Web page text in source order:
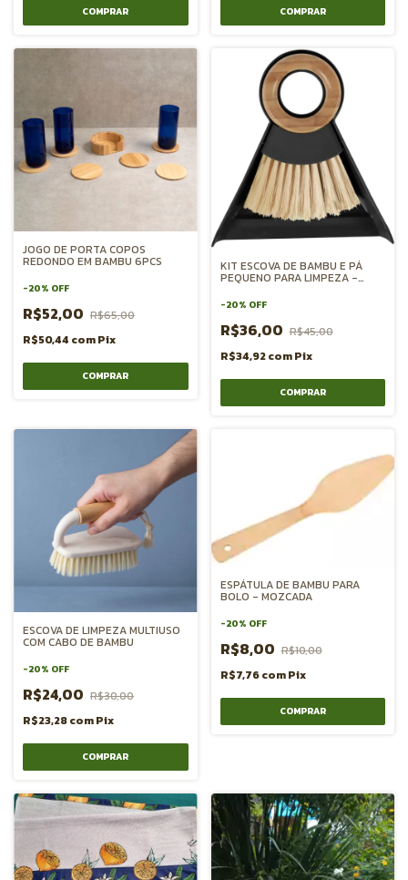
JOGO DE PORTA COPOS
REDONDO EM BAMBU 6PCS
-20% OFF
R$52,00 R$65,00
R$50,44 comPix
KIT ESCOVA DE BAMBU E PÁ
PEQUENO PARA LIMPEZA -
-20% OFF
R$36,00 R$45,00
R$34,92comPix
ESCOVA DE LIMPEZA MULTIUSO
COM CABO DE BAMBU
-20% OFF
R$24,00 R$30,00
R$23,28comPix
COMPRAR
ESPÁTULA DE BAMBU PARA
BOLO - MOZCADA
-20% OFF
R$8,00 R$10,00
R$7,76comPix